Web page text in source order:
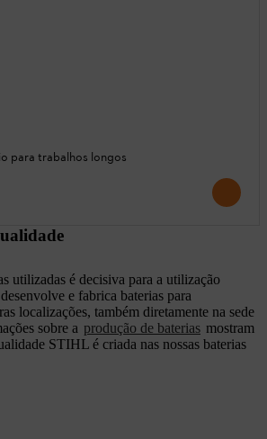
para trabalhos longos
utilizadas é decisiva para a utilização
e fabrica baterias para
localizações, também diretamente na sede
sobre a produção de baterias mostram
STIHL é criada nas nossas baterias